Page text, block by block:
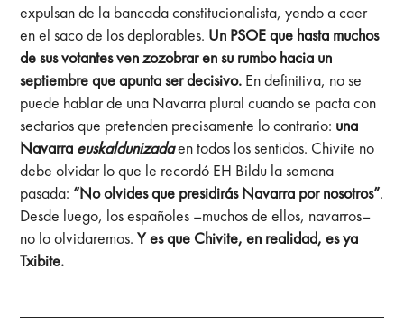
expulsan de la bancada constitucionalista, yendo a caer
en el saco de los deplorables. Un PSOE que hasta muchos
de sus votantes ven zozobrar en su rumbo hacia un
septiembre que apunta ser decisivo. En definitiva, no se
puede hablar de una Navarra plural cuando se pacta con
sectarios que pretenden precisamente lo contrario: una
Navarra euskaldunizadaen todos los sentidos. Chivite no
debe olvidar lo que le recordó EH Bildu la semana
pasada: “No olvides que presidirás Navarra por nosotros”.
Desde luego, los españoles –muchos de ellos, navarros–
no lo olvidaremos.Y es que Chivite, en realidad, es ya
Txibite.